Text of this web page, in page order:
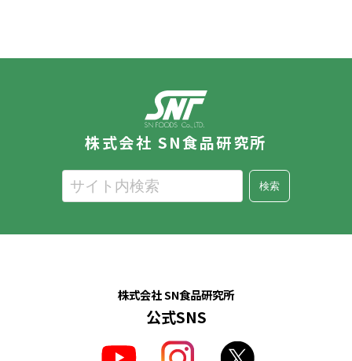
株式会社 SN食品研究所
検索
株式会社 SN食品研究所
公式SNS